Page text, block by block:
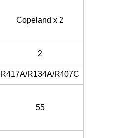
Copeland x 2
2
R417A/R134A/R407C
55